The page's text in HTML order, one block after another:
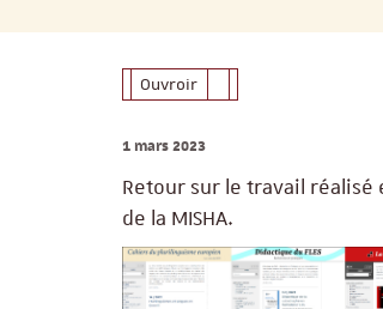
Ouvroir
1 mars 2023
Retour sur le travail réalisé
de la MISHA.